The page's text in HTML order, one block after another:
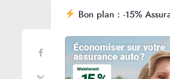
Bon plan : -15%